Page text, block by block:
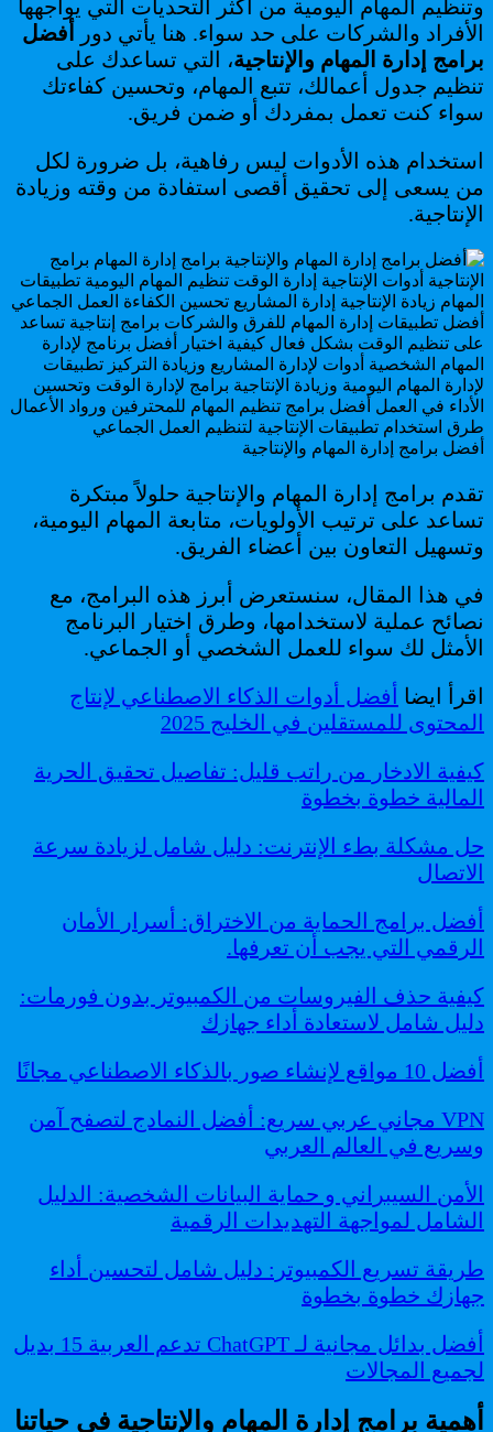
وتنظيم المهام اليومية من أكثر التحديات التي يواجهها
الأفراد والشركات على حد سواء. هنا يأتي دور
أفضل
برامج إدارة المهام والإنتاجية، التي تساعدك على
تنظيم جدول أعمالك، تتبع المهام، وتحسين كفاءتك
سواء كنت تعمل بمفردك أو ضمن فريق.
استخدام هذه الأدوات ليس رفاهية، بل ضرورة لكل
من يسعى إلى تحقيق أقصى استفادة من وقته وزيادة
الإنتاجية.
أفضل برامج إدارة المهام والإنتاجية
تقدم برامج إدارة المهام والإنتاجية حلولاً مبتكرة
تساعد على ترتيب الأولويات، متابعة المهام اليومية،
وتسهيل التعاون بين أعضاء الفريق.
في هذا المقال، سنستعرض أبرز هذه البرامج، مع
نصائح عملية لاستخدامها، وطرق اختيار البرنامج
الأمثل لك سواء للعمل الشخصي أو الجماعي.
اقرأ ايضا
أفضل أدوات الذكاء الاصطناعي لإنتاج
المحتوى للمستقلين في الخليج 2025
كيفية الادخار من راتب قليل: تفاصيل تحقيق الحرية
المالية خطوة بخطوة
حل مشكلة بطء الإنترنت: دليل شامل لزيادة سرعة
الاتصال
أفضل برامج الحماية من الاختراق: أسرار الأمان
الرقمي التي يجب أن تعرفها.
كيفية حذف الفيروسات من الكمبيوتر بدون فورمات:
دليل شامل لاستعادة أداء جهازك
أفضل 10 مواقع لإنشاء صور بالذكاء الاصطناعي مجانًا
VPN مجاني عربي سريع: أفضل النمادج لتصفح آمن
وسريع في العالم العربي
الأمن السيبراني و حماية البيانات الشخصية: الدليل
الشامل لمواجهة التهديدات الرقمية
طريقة تسريع الكمبيوتر: دليل شامل لتحسين أداء
جهازك خطوة بخطوة
أفضل بدائل مجانية لـ ChatGPT تدعم العربية 15 بديل
لجميع المجالات
أهمية برامج إدارة المهام والإنتاجية في حياتنا